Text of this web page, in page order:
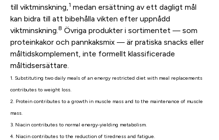
till viktminskning, 1 medan ersättning av ett dagligt mål
kan bidra till att bibehålla vikten efter uppnådd
viktminskning. 8 Övriga produkter i sortimentet — som
proteinkakor och pannkaksmix — är pratiska snacks eller
måltidskomplement, inte formellt klassificerade
måltidsersättare.
1. Substituting two daily meals of an energy restricted diet with meal replacements
contributes to weight loss.
2. Protein contributes to a growth in muscle mass and to the maintenance of muscle
mass.
3. Niacin contributes to normal energy-yielding metabolism.
4. Niacin contributes to the reduction of tiredness and fatigue.